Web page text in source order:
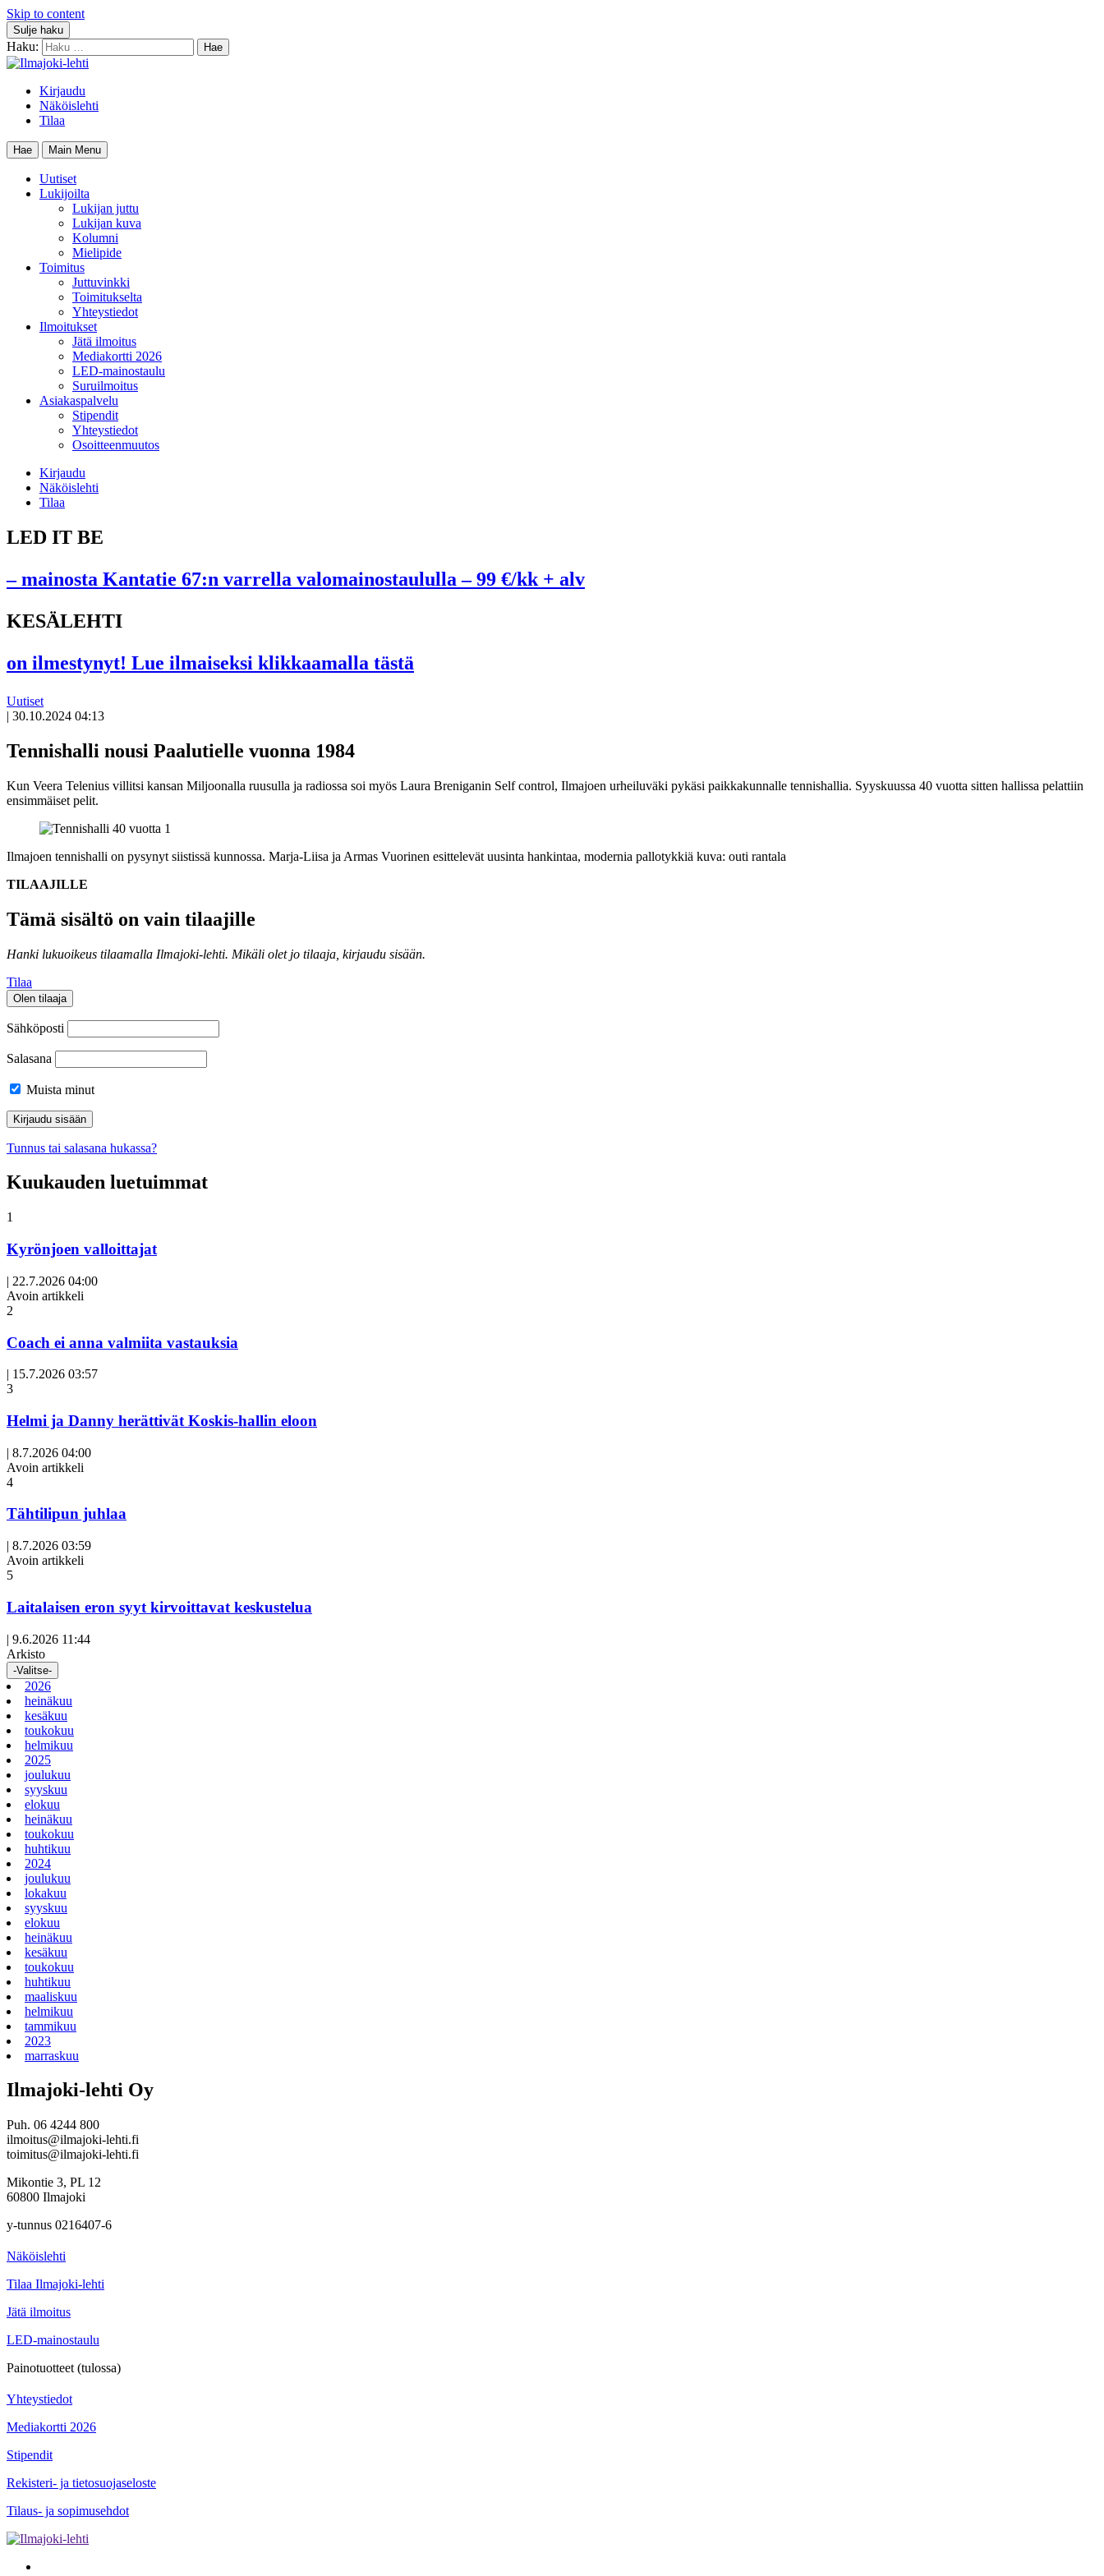
Skip to content
Sulje haku
Haku:
Kirjaudu
Näköislehti
Tilaa
Hae Main Menu
Uutiset
Lukijoilta
Lukijan juttu
Lukijan kuva
Kolumni
Mielipide
Toimitus
Juttuvinkki
Toimitukselta
Yhteystiedot
Ilmoitukset
Jätä ilmoitus
Mediakortti 2026
LED-mainostaulu
Suruilmoitus
Asiakaspalvelu
Stipendit
Yhteystiedot
Osoitteenmuutos
Kirjaudu
Näköislehti
Tilaa
LED IT BE
– mainosta Kantatie 67:n varrella valomainostaululla – 99 €/kk + alv
KESÄLEHTI
on ilmestynyt! Lue ilmaiseksi klikkaamalla tästä
Uutiset
| 30.10.2024 04:13
Tennishalli nousi Paalutielle vuonna 1984
Kun Veera Telenius villitsi kansan Miljoonalla ruusulla ja radiossa soi myös Laura Breniganin Self control, Ilmajoen urheiluväki pykäsi paikkakunnalle tennishallia. Syyskuussa 40 vuotta sitten hallissa pelattiin
ensimmäiset pelit.
Ilmajoen tennishalli on pysynyt siistissä kunnossa. Marja-Liisa ja Armas Vuorinen esittelevät uusinta hankintaa, modernia pallotykkiä kuva: outi rantala
TILAAJILLE
Tämä sisältö on vain tilaajille
Hanki lukuoikeus tilaamalla Ilmajoki-lehti. Mikäli olet jo tilaaja, kirjaudu sisään.
Tilaa
Olen tilaaja
Sähköposti
Salasana
Muista minut
Tunnus tai salasana hukassa?
Kuukauden luetuimmat
1
Kyrönjoen valloittajat
| 22.7.2026 04:00
Avoin artikkeli
2
Coach ei anna valmiita vastauksia
| 15.7.2026 03:57
3
Helmi ja Danny herättivät Koskis-hallin eloon
| 8.7.2026 04:00
Avoin artikkeli
4
Tähtilipun juhlaa
| 8.7.2026 03:59
Avoin artikkeli
5
Laitalaisen eron syyt kirvoittavat keskustelua
| 9.6.2026 11:44
Arkisto
-Valitse-
2026
heinäkuu
kesäkuu
toukokuu
helmikuu
2025
joulukuu
syyskuu
elokuu
heinäkuu
toukokuu
huhtikuu
2024
joulukuu
lokakuu
syyskuu
elokuu
heinäkuu
kesäkuu
toukokuu
huhtikuu
maaliskuu
helmikuu
tammikuu
2023
marraskuu
Ilmajoki-lehti Oy
Puh. 06 4244 800
ilmoitus@ilmajoki-lehti.fi
toimitus@ilmajoki-lehti.fi
Mikontie 3, PL 12
60800 Ilmajoki
y-tunnus 0216407-6
Näköislehti
Tilaa Ilmajoki-lehti
Jätä ilmoitus
LED-mainostaulu
Painotuotteet (tulossa)
Yhteystiedot
Mediakortti 2026
Stipendit
Rekisteri- ja tietosuojaseloste
Tilaus- ja sopimusehdot